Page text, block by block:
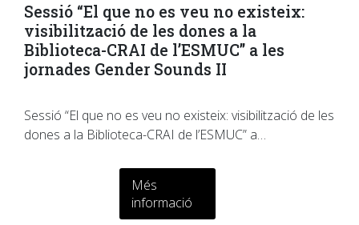
Sessió “El que no es veu no existeix:
visibilització de les dones a la
Biblioteca-CRAI de l’ESMUC” a les
jornades Gender Sounds II
Sessió “El que no es veu no existeix: visibilització de les
dones a la Biblioteca-CRAI de l’ESMUC” a…
Més
informació